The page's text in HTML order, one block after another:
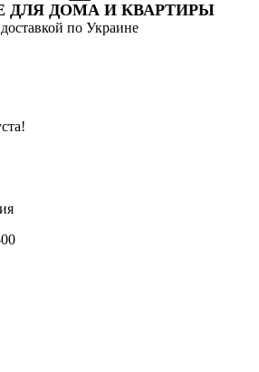
ДЛЯ ДОМА И КВАРТИРЫ
по Украине